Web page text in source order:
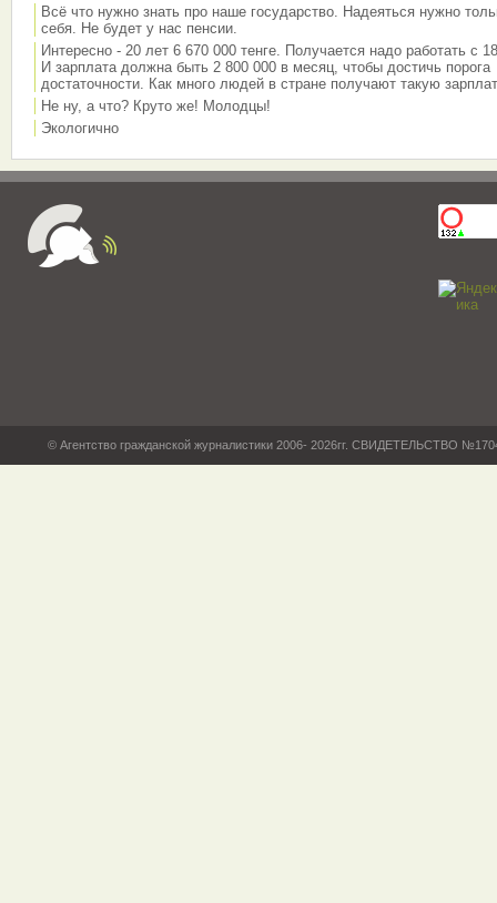
Всё что нужно знать про наше государство. Надеяться нужно
себя. Не будет у нас пенсии.
Интересно - 20 лет 6 670 000 тенге. Получается надо работать с
И зарплата должна быть 2 800 000 в месяц, чтобы достичь порога
достаточности. Как много людей в стране получают такую
Не ну, а что? Круто же! Молодцы!
Экологично
© Агентство гражданской журналистики 2006- 2026гг. СВИДЕТЕЛЬСТВО